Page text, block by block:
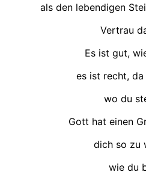
als den lebendigen
Vertrau
Es ist gut,
es ist recht, da
wo du
Gott hat einen
dich so zu
wie du